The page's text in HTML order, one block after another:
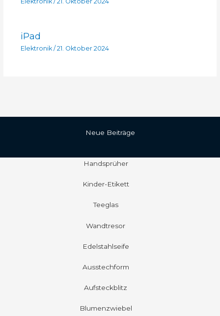
iPad
Elektronik/ 21. Oktober 2024
Neue Beiträge
Handsprüher
Kinder-Etikett
Teeglas
Wandtresor
Edelstahlseife
Ausstechform
Aufsteckblitz
Blumenzwiebel